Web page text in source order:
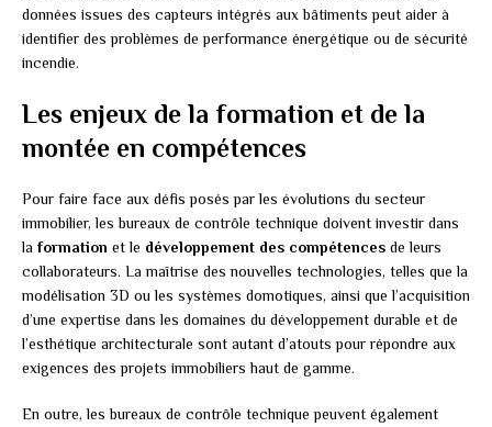
données issues des capteurs intégrés aux bâtiments peut aider à
identifier des problèmes de performance énergétique ou de sécurité
incendie.
Les enjeux de la formation et de la
montée en compétences
Pour faire face aux défis posés par les évolutions du secteur
immobilier, les bureaux de contrôle technique doivent investir dans
la formation et le développement des compétences de leurs
collaborateurs. La maîtrise des nouvelles technologies, telles que la
modélisation 3D ou les systèmes domotiques, ainsi que l’acquisition
d’une expertise dans les domaines du développement durable et de
l’esthétique architecturale sont autant d’atouts pour répondre aux
exigences des projets immobiliers haut de gamme.
En outre, les bureaux de contrôle technique peuvent également